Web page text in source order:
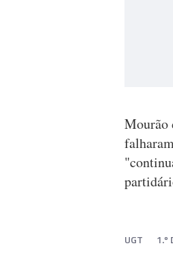
Mourão
UGT 1.º